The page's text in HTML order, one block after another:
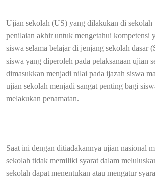
Ujian sekolah (US) yang dilakukan di
penilaian akhir untuk mengetahui kompetensi
siswa selama belajar di jenjang sekolah dasar
siswa yang diperoleh pada pelaksanaan ujian
dimasukkan menjadi nilai pada ijazah siswa
ujian sekolah menjadi sangat penting bagi
melakukan penamatan.
Saat ini dengan ditiadakannya ujian nasional
sekolah tidak memiliki syarat dalam
sekolah dapat menentukan atau mengatur